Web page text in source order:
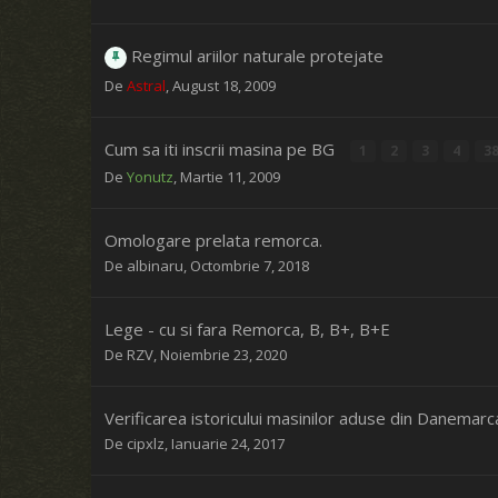
Regimul ariilor naturale protejate
DeAstral,August 18, 2009
Cum sa iti inscrii masina pe BG
DeYonutz, Martie 11, 2009
Omologare prelata remorca.
De albinaru, Octombrie 7, 2018
Lege - cu si fara Remorca, B, B+, B+E
De RZV, Noiembrie 23, 2020
Verificarea istoricului masinilor aduse din
De cipxlz, Ianuarie 24, 2017